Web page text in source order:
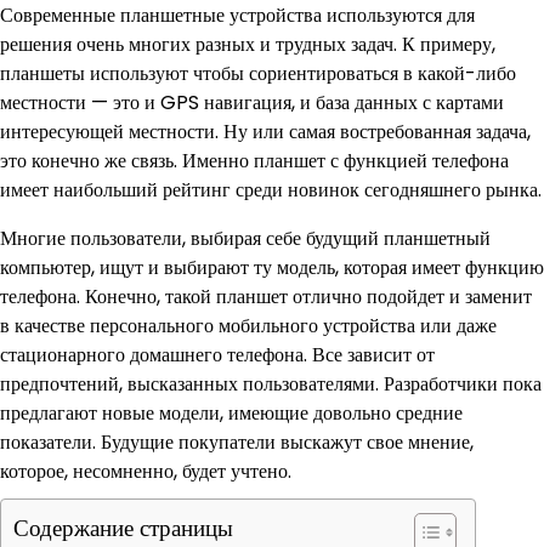
Современные планшетные устройства используются для
решения очень многих разных и трудных задач. К примеру,
планшеты используют чтобы сориентироваться в какой-либо
местности — это и GPS навигация, и база данных с картами
интересующей местности. Ну или самая востребованная задача,
это конечно же связь. Именно планшет с функцией телефона
имеет наибольший рейтинг среди новинок сегодняшнего рынка.
Многие пользователи, выбирая себе будущий планшетный
компьютер, ищут и выбирают ту модель, которая имеет функцию
телефона. Конечно, такой планшет отлично подойдет и заменит
в качестве персонального мобильного устройства или даже
стационарного домашнего телефона. Все зависит от
предпочтений, высказанных пользователями. Разработчики пока
предлагают новые модели, имеющие довольно средние
показатели. Будущие покупатели выскажут свое мнение,
которое, несомненно, будет учтено.
Содержание страницы